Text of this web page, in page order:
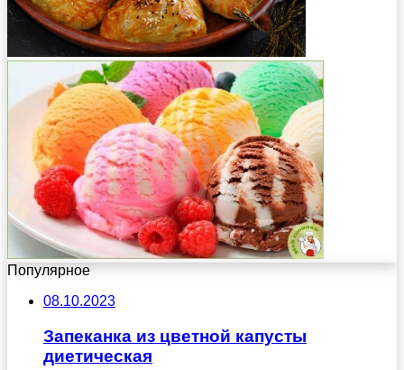
Популярное
08.10.2023
Запеканка из цветной капусты
диетическая